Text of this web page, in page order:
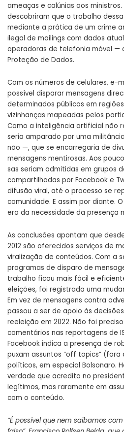
ameaças e calúnias aos
descobriram que o trabalho
mediante a prática de um crime
ilegal de mailings com dados
operadoras de telefonia móvel —
Proteção de Dados.
Com os números de celulares, e-
possível disparar mensagens
determinados públicos em
vizinhanças mapeadas pelos
Como a inteligência artificial não
seria amparado por uma
não —, que se encarregaria de
mensagens mentirosas. Aos
sas seriam admitidas em grupos
compartilhadas por Facebook e
difusão viral, até o processo se
comunidade. E assim por diante.
era da necessidade da presença
As conclusões apontam que
2012 são oferecidos serviços de
viralização de conteúdos. Com a
programas de disparo de
trabalho ficou mais fácil e
eleições, foi registrada uma
Em vez de mensagens contra
passou a ser de apoio às
reeleição em 2022. Não foi
comentários nas reportagens de
Facebook indica a presença de
puxam assuntos “off topics”
políticos, em especial Bolsonaro.
verdade que acredita no
legítimos, mas raramente em
com o conteúdo.
“É possível que nem saibamos